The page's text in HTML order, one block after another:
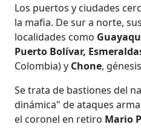
Los puertos y ciudades
la mafia. De sur a norte,
localidades como
Puerto Bolívar,
Colombia) y Chone,
Se trata de bastiones del
dinámica" de ataques
el coronel en retiro Mario